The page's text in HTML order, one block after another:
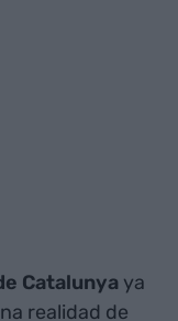
Catalunya ya
realidad de